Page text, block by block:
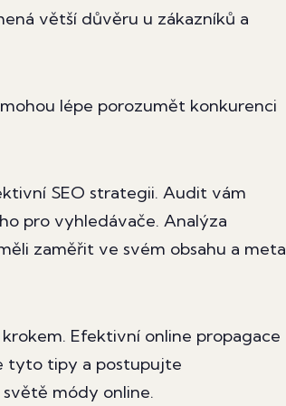
větší důvěru u zákazníků a
lépe porozumět konkurenci
SEO strategii. Audit vám
pro vyhledávače. Analýza
zaměřit ve svém obsahu a meta
Efektivní online propagace
tyto tipy a postupujte
módy online.